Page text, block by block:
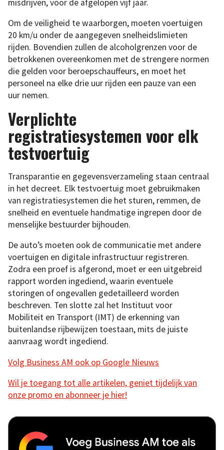
misdrijven, voor de afgelopen vijf jaar.
Om de veiligheid te waarborgen, moeten voertuigen
20 km/u onder de aangegeven snelheidslimieten
rijden. Bovendien zullen de alcoholgrenzen voor de
betrokkenen overeenkomen met de strengere normen
die gelden voor beroepschauffeurs, en moet het
personeel na elke drie uur rijden een pauze van een
uur nemen.
Verplichte
registratiesystemen voor elk
testvoertuig
Transparantie en gegevensverzameling staan centraal
in het decreet. Elk testvoertuig moet gebruikmaken
van registratiesystemen die het sturen, remmen, de
snelheid en eventuele handmatige ingrepen door de
menselijke bestuurder bijhouden.
De auto’s moeten ook de communicatie met andere
voertuigen en digitale infrastructuur registreren.
Zodra een proef is afgerond, moet er een uitgebreid
rapport worden ingediend, waarin eventuele
storingen of ongevallen gedetailleerd worden
beschreven. Ten slotte zal het Instituut voor
Mobiliteit en Transport (IMT) de erkenning van
buitenlandse rijbewijzen toestaan, mits de juiste
aanvraag wordt ingediend.
Volg Business AM ook op Google Nieuws
Wil je toegang tot alle artikelen, geniet tijdelijk van
onze promo en abonneer je hier!